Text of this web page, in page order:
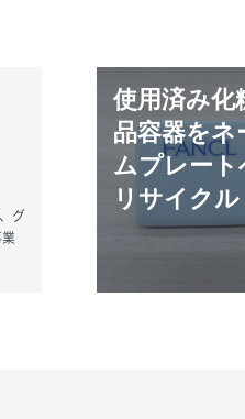
グ
業
使用済み化
品容器をネ
ムプレート
リサイクル